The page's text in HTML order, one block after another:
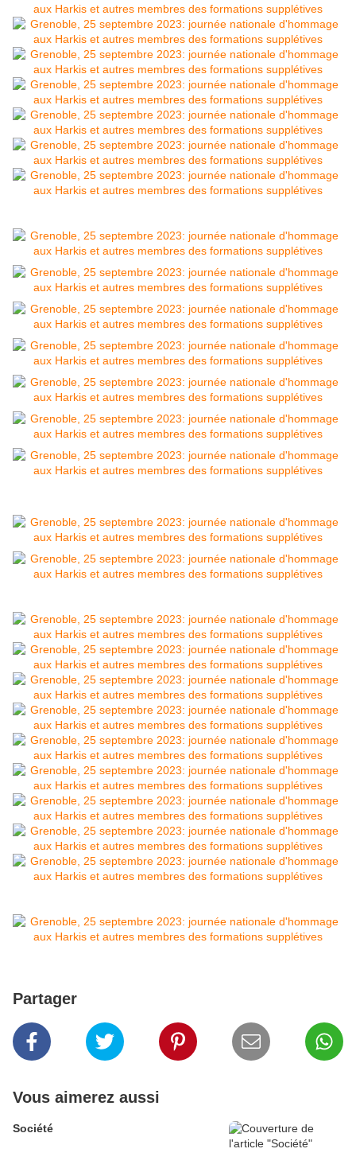
Partager
Vous aimerez aussi
Société